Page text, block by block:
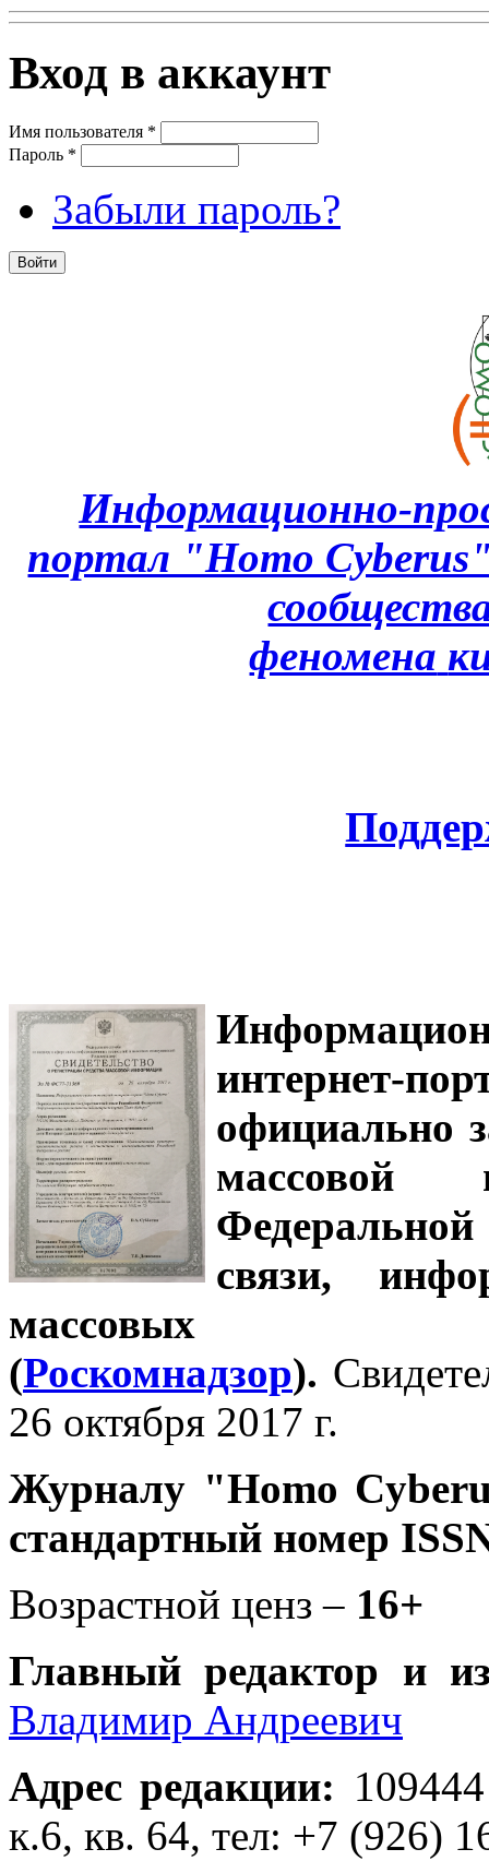
Вход в аккаунт
Имя пользователя *
Пароль *
Забыли пароль?
Информационно-
портал "Homo
феномена
интернет-
официально
связи,
массовых
(Роскомнадзор).
26 октября 2017 г.
Журналу "Homo
стандартный номер
Возрастной ценз – 16+
Главный редактор и
Владимир Андреевич
Адрес редакции:
к.6, кв. 64, тел: +7 (926)